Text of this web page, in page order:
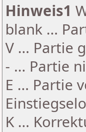
Hinweis1
blank ...
V ... Partie
- ... Partie
E ... Partie
K ...